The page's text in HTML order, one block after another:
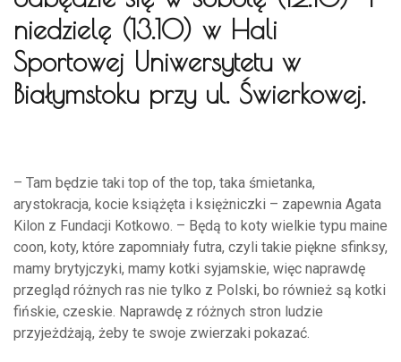
niedzielę (13.10) w Hali
Sportowej Uniwersytetu w
Białymstoku przy ul. Świerkowej.
– Tam będzie taki top of the top, taka śmietanka,
arystokracja, kocie książęta i księżniczki – zapewnia Agata
Kilon z Fundacji Kotkowo. – Będą to koty wielkie typu maine
coon, koty, które zapomniały futra, czyli takie piękne sfinksy,
mamy brytyjczyki, mamy kotki syjamskie, więc naprawdę
przegląd różnych ras nie tylko z Polski, bo również są kotki
fińskie, czeskie. Naprawdę z różnych stron ludzie
przyjeżdżają, żeby te swoje zwierzaki pokazać.